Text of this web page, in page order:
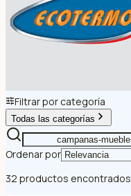
Filtrar por categoría
Todas las categorías
Ordenar por
32 productos encontrados